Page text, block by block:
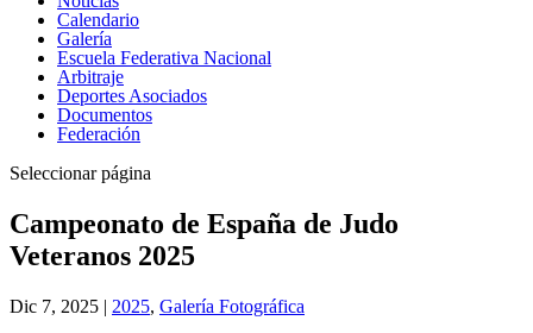
Calendario
Galería
Escuela Federativa Nacional
Arbitraje
Deportes Asociados
Documentos
Federación
Seleccionar página
Campeonato de España de Judo
Veteranos 2025
Dic 7, 2025 | 2025, Galería Fotográfica